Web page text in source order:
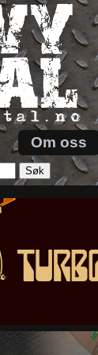
Om oss